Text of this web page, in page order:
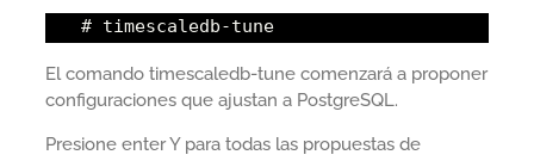
# timescaledb-tune
El comando timescaledb-tune comenzará a proponer
configuraciones que ajustan a PostgreSQL.
Presione enter Y para todas las propuestas de